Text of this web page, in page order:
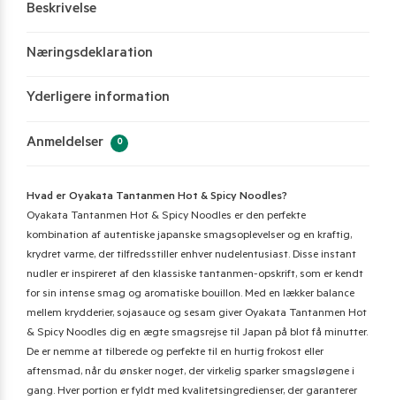
Beskrivelse
Næringsdeklaration
Yderligere information
Anmeldelser 0
Hvad er Oyakata Tantanmen Hot & Spicy Noodles?
Oyakata Tantanmen Hot & Spicy Noodles er den perfekte
kombination af autentiske japanske smagsoplevelser og en kraftig,
krydret varme, der tilfredsstiller enhver nudelentusiast. Disse instant
nudler er inspireret af den klassiske tantanmen-opskrift, som er kendt
for sin intense smag og aromatiske bouillon. Med en lækker balance
mellem krydderier, sojasauce og sesam giver Oyakata Tantanmen Hot
& Spicy Noodles dig en ægte smagsrejse til Japan på blot få minutter.
De er nemme at tilberede og perfekte til en hurtig frokost eller
aftensmad, når du ønsker noget, der virkelig sparker smagsløgene i
gang. Hver portion er fyldt med kvalitetsingredienser, der garanterer